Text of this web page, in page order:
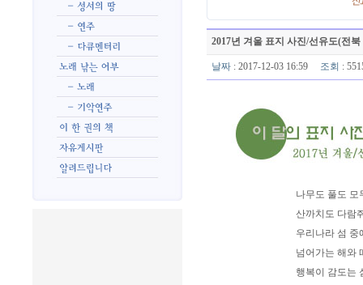
2017년 겨울 표지 사진/선유도(전
날짜 : 2017-12-03 16:59 조회 :
나무도 풀도 모
산까치도 다람
우리나라 섬 중
넘어가는 해와
행복이 감도는